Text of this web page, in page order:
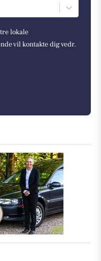
lokale
vil kontakte dig vedr.